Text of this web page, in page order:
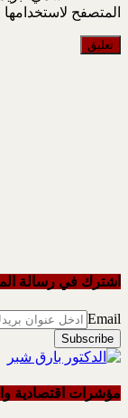
المتصفح
اشترك في رسالة
Email
مؤشرات اقتصادية